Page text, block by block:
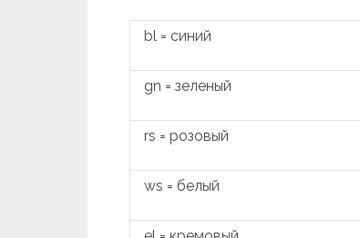
bl = синий
gn = зеленый
rs = розовый
ws = белый